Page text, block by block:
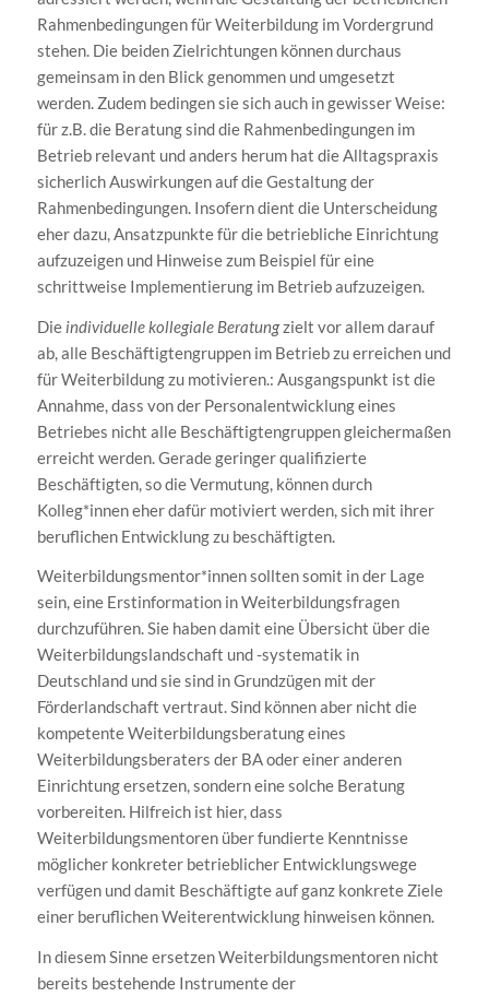
Rahmenbedingungen für Weiterbildung im Vordergrund
stehen. Die beiden Zielrichtungen können durchaus
gemeinsam in den Blick genommen und umgesetzt
werden. Zudem bedingen sie sich auch in gewisser Weise:
für z.B. die Beratung sind die Rahmenbedingungen im
Betrieb relevant und anders herum hat die Alltagspraxis
sicherlich Auswirkungen auf die Gestaltung der
Rahmenbedingungen. Insofern dient die Unterscheidung
eher dazu, Ansatzpunkte für die betriebliche Einrichtung
aufzuzeigen und Hinweise zum Beispiel für eine
schrittweise Implementierung im Betrieb aufzuzeigen.
Die individuelle kollegiale Beratungzielt vor allem darauf
ab, alle Beschäftigtengruppen im Betrieb zu erreichen und
für Weiterbildung zu motivieren.: Ausgangspunkt ist die
Annahme, dass von der Personalentwicklung eines
Betriebes nicht alle Beschäftigtengruppen gleichermaßen
erreicht werden. Gerade geringer qualifizierte
Beschäftigten, so die Vermutung, können durch
Kolleg*innen eher dafür motiviert werden, sich mit ihrer
beruflichen Entwicklung zu beschäftigten.
Weiterbildungsmentor*innen sollten somit in der Lage
sein, eine Erstinformation in Weiterbildungsfragen
durchzuführen. Sie haben damit eine Übersicht über die
Weiterbildungslandschaft und -systematik in
Deutschland und sie sind in Grundzügen mit der
Förderlandschaft vertraut. Sind können aber nicht die
kompetente Weiterbildungsberatung eines
Weiterbildungsberaters der BA oder einer anderen
Einrichtung ersetzen, sondern eine solche Beratung
vorbereiten. Hilfreich ist hier, dass
Weiterbildungsmentoren über fundierte Kenntnisse
möglicher konkreter betrieblicher Entwicklungswege
verfügen und damit Beschäftigte auf ganz konkrete Ziele
einer beruflichen Weiterentwicklung hinweisen können.
In diesem Sinne ersetzen Weiterbildungsmentoren nicht
bereits bestehende Instrumente der